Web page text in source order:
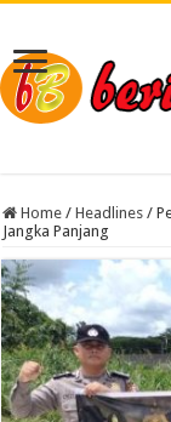
Home / Headlines /
Jangka Panjang